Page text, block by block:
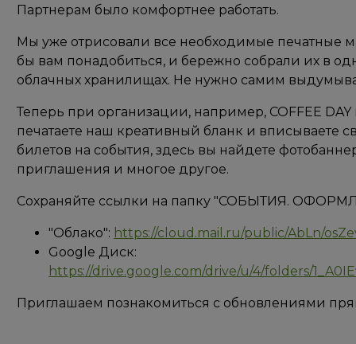
Партнерам было комфортнее работать. ⠀
Мы уже отрисовали все необходимые печатные
бы вам понадобиться, и бережно собрали их в
облачных хранилищах. Не нужно самим
Теперь при организации, например, COFFEE
печатаете наш креативный бланк и вписываете
билетов на события, здесь вы найдете
приглашения и многое другое. ⠀
Сохраняйте ссылки на папку "СОБЫТИЯ.
"Облако": https://cloud.mail.ru/public/AbLn/
Google Диск:
https://drive.google.com/drive/u/4/folders/
Приглашаем познакомиться с обновлениями